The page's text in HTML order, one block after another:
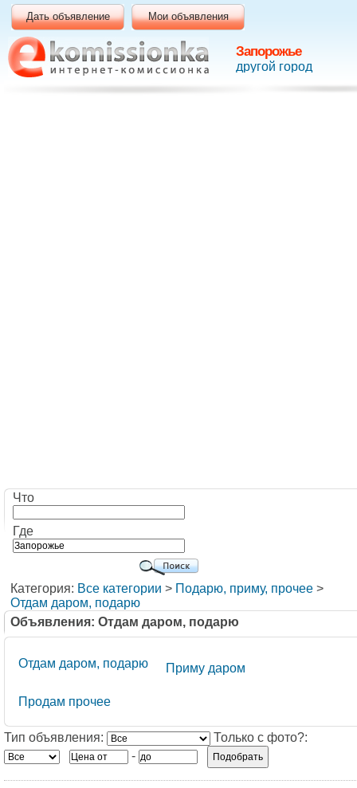
Запорожье
другой город
Дать объявление Мои объявления
Что
Где
Категория: Все категории > Подарю, приму, прочее >
Отдам даром, подарю
Объявления: Отдам даром, подарю
Отдам даром, подарю Приму даром
Продам прочее
Тип объявления:
Только с фото?:
-